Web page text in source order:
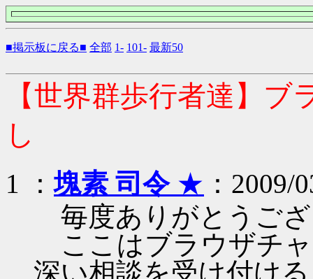
■掲示板に戻る■ 全部 1- 101- 最新50
【世界群歩行者達】
し
1 ：塊素 司令★ ：2009/
毎度ありがとうご
ここはブラウザチ
深い相談を受け付け